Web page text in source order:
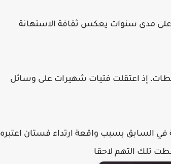
مدى سنوات يعكس ثقافة الاستهانة
إذ اعتقلت فتيات شهيرات على وسائل
السابق بسبب واقعة ارتداء فستان اعتبره
تلك التهم لاحقا